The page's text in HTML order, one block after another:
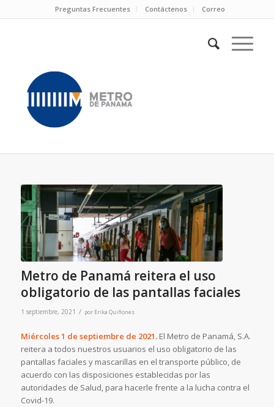
Preguntas Frecuentes Contáctenos Correo
Metro de Panamá reitera el uso
obligatorio de las pantallas faciales
1 septiembre, 2021 / por Erika Quiñones
Miércoles 1 de septiembre de 2021. El Metro de Panamá, S.A.
reitera a todos nuestros usuarios el uso obligatorio de las
pantallas faciales y mascarillas en el transporte público, de
acuerdo con las disposiciones establecidas por las
autoridades de Salud, para hacerle frente a la lucha contra el
Covid-19.